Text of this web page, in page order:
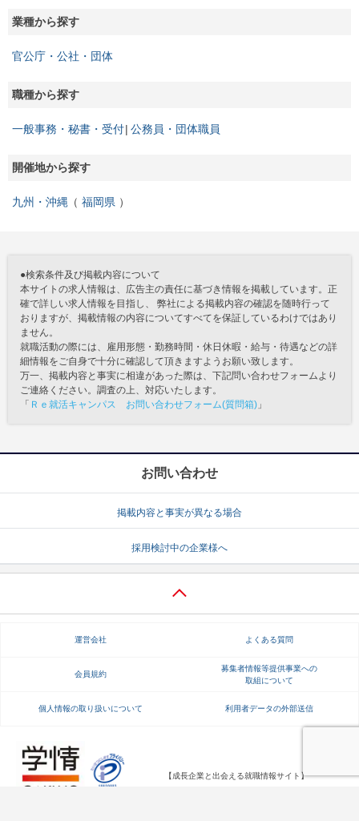
業種から探す
官公庁・公社・団体
職種から探す
一般事務・秘書・受付 公務員・団体職員
開催地から探す
九州・沖縄 福岡県
●検索条件及び掲載内容について
本サイトの求人情報は、広告主の責任に基づき情報を掲載しています。正
確で詳しい求人情報を目指し、 弊社による掲載内容の確認を随時行って
おりますが、掲載情報の内容についてすべてを保証しているわけではあり
ません。
就職活動の際には、雇用形態・勤務時間・休日休暇・給与・待遇などの詳
細情報をご自身で十分に確認して頂きますようお願い致します。
万一、掲載内容と事実に相違があった際は、下記問い合わせフォームより
ご連絡ください。調査の上、対応いたします。
「 Ｒｅ就活キャンパス お問い合わせフォーム(質問箱) 」
お問い合わせ
掲載内容と事実が異なる場合
採用検討中の企業様へ
運営会社 よくある質問
会員規約
募集者情報等提供事業への
取組について
個人情報の取り扱いについて 利用者データの外部送信
【成長企業と出会える就職情報サイト】